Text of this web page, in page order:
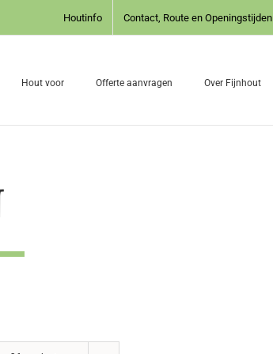
Houtinfo Contact, Route en Openingstijden
Hout voor Offerte aanvragen Over Fijnhout